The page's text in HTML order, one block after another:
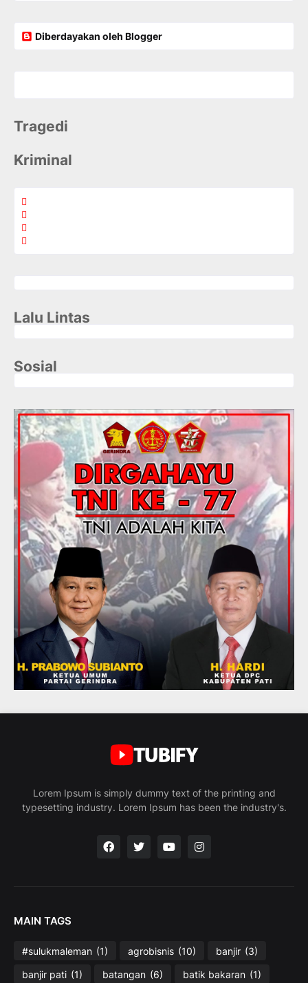
Diberdayakan oleh Blogger
Tragedi
Kriminal
Lalu Lintas
Sosial
Lorem Ipsum is simply dummy text of the printing and
typesetting industry. Lorem Ipsum has been the industry's.
MAIN TAGS
#sulukmaleman (1) agrobisnis (10) banjir (3)
banjir pati (1) batangan (6) batik bakaran (1)